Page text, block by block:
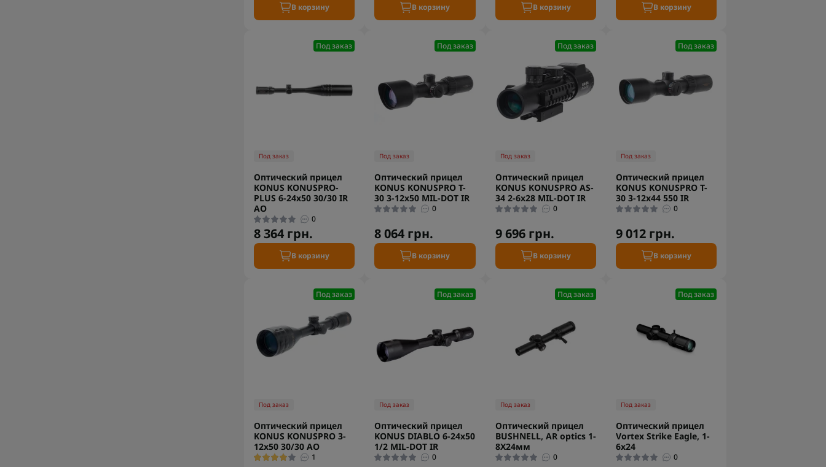
В корзину В корзину В корзину В корзину
Под заказ
Под заказ
Оптический прицел
KONUS KONUSPRO-
PLUS 6-24x50 30/30 IR
AO
0
8 364 грн.
В корзину
Под заказ
Под заказ
Оптический прицел
KONUS KONUSPRO T-
30 3-12x50 MIL-DOT IR
0
8 064 грн.
В корзину
Под заказ
Под заказ
Оптический прицел
KONUS KONUSPRO AS-
34 2-6x28 MIL-DOT IR
0
9 696 грн.
В корзину
Под заказ
Под заказ
Оптический прицел
KONUS KONUSPRO T-
30 3-12x44 550 IR
0
9 012 грн.
В корзину
Под заказ
Под заказ
Оптический прицел
KONUS KONUSPRO 3-
12x50 30/30 AO
1
Под заказ
Под заказ
Оптический прицел
KONUS DIABLO 6-24x50
1/2 MIL-DOT IR
0
Под заказ
Под заказ
Оптический прицел
BUSHNELL, AR optics 1-
8Х24мм
0
Под заказ
Под заказ
Оптический прицел
Vortex Strike Eagle, 1-
6х24
0